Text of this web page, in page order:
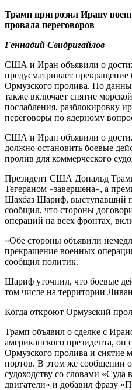
Трамп пригрозил Ирану
провала переговоров
Геннадий Свидригайлов
США и Иран объявили о
предусматривает
Ормузского пролива. По
также включает снятие
послабления, разблокировку
переговоры по ядерному
США и Иран объявили о
должно остановить боевые
пролив для коммерческого
Президент США Дональд Трамп
Тегераном «завершена», а
Шахбаз Шариф, выступавший
сообщил, что стороны
операций на всех фронтах,
«Обе стороны объявили
прекращение военных
сообщил политик.
Шариф уточнил, что боевые
том числе на территории
Когда откроют Ормузский
Трамп объявил о сделке с
американского президента,
Ормузского пролива и снятие
портов. В этом же сообщении
судоходству со словами «Суда
двигатели» и добавил фразу